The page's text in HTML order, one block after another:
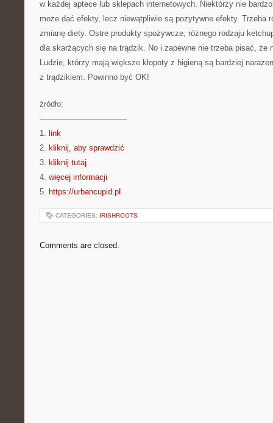
w każdej aptece lub sklepach internetowych. Niektórzy nie
może dać efekty, lecz niewątpliwie są pozytywne efekty. Trzeba
zmianę diety. Ostre produkty spożywcze, różnego rodzaju
dla skarżących się na trądzik. No i zapewne nie trzeba pisać, że
Ludzie, którzy mają większe kłopoty z higieną są bardziej
z trądzikiem. Powinno być OK!
źródło:
———————————
1. link
2. kliknij, aby sprawdzić
3. kliknij tutaj
4. więcej informacji
5. https://urbancupid.pl
CATEGORIES: IRISHROOTS
Comments are closed.